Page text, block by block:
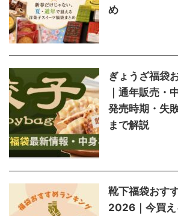
め
ぎょうざ福袋
｜通年販売・
発売時期・失
まで解説
靴下福袋おす
2026｜今買え